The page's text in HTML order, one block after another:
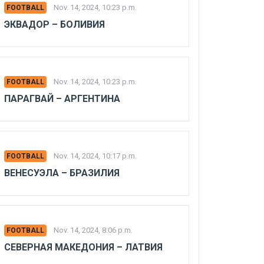
FOOTBALL Nov. 14, 2024, 10:23 p.m.
ЭКВАДОР – БОЛИВИЯ
FOOTBALL Nov. 14, 2024, 10:23 p.m.
ПАРАГВАЙ – АРГЕНТИНА
FOOTBALL Nov. 14, 2024, 10:17 p.m.
ВЕНЕСУЭЛА – БРАЗИЛИЯ
FOOTBALL Nov. 14, 2024, 8:06 p.m.
СЕВЕРНАЯ МАКЕДОНИЯ – ЛАТВИЯ